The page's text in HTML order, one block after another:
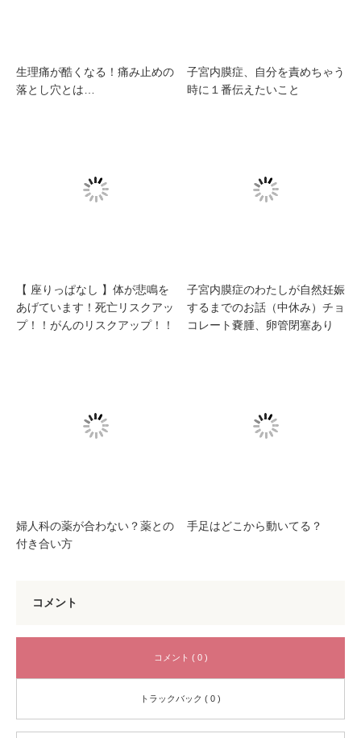
生理痛が酷くなる！痛み止めの
落とし穴とは…
子宮内膜症、自分を責めちゃう
時に１番伝えたいこと
【 座りっぱなし 】体が悲鳴を
あげています！死亡リスクアッ
プ！！がんのリスクアップ！！
子宮内膜症のわたしが自然妊娠
するまでのお話（中休み）チョ
コレート嚢腫、卵管閉塞あり
婦人科の薬が合わない？薬との
付き合い方
手足はどこから動いてる？
コメント
コメント ( 0 )
トラックバック ( 0 )